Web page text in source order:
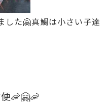
した🤗真鯛は小さい子達
🦐🤗🦐